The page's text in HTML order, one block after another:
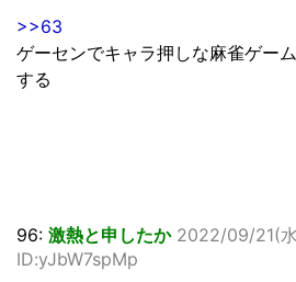
>>63
ゲーセンでキャラ押しな麻雀ゲー
する
96: 激熱と申したか 2022/09/21(
ID:yJbW7spMp